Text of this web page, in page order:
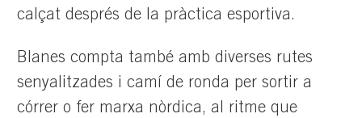
calçat després de la pràctica esportiva.
Blanes compta també amb diverses rutes
senyalitzades i camí de ronda per sortir a
córrer o fer marxa nòrdica, al ritme que